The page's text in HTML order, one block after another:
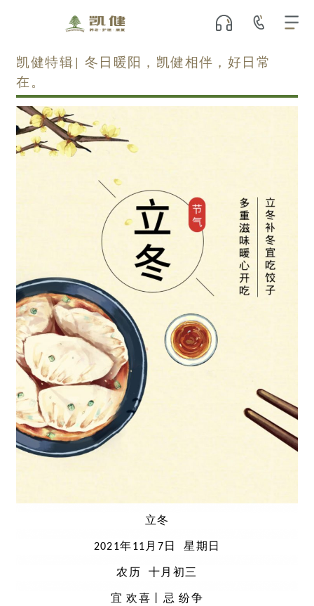
凯健特辑| 冬日暖阳，凯健相伴，好日常
在。
立冬
2021年11月7日 星期日
农历 十月初三
宜 欢喜丨忌 纷争